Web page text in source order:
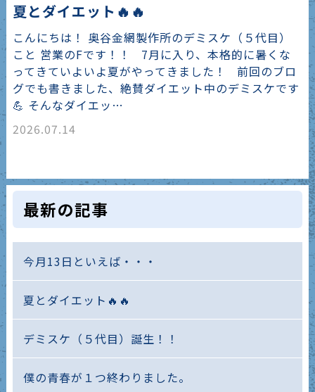
夏とダイエット🔥🔥
こんにちは！ 奥谷金網製作所のデミスケ（５代目）
こと 営業のFです！！ 7月に入り、本格的に暑くな
ってきていよいよ夏がやってきました！ 前回のブロ
グでも書きました、絶賛ダイエット中のデミスケです
💪 そんなダイエッ…
2026.07.14
最新の記事
今月13日といえば・・・
夏とダイエット🔥🔥
デミスケ（５代目）誕生！！
僕の青春が１つ終わりました。